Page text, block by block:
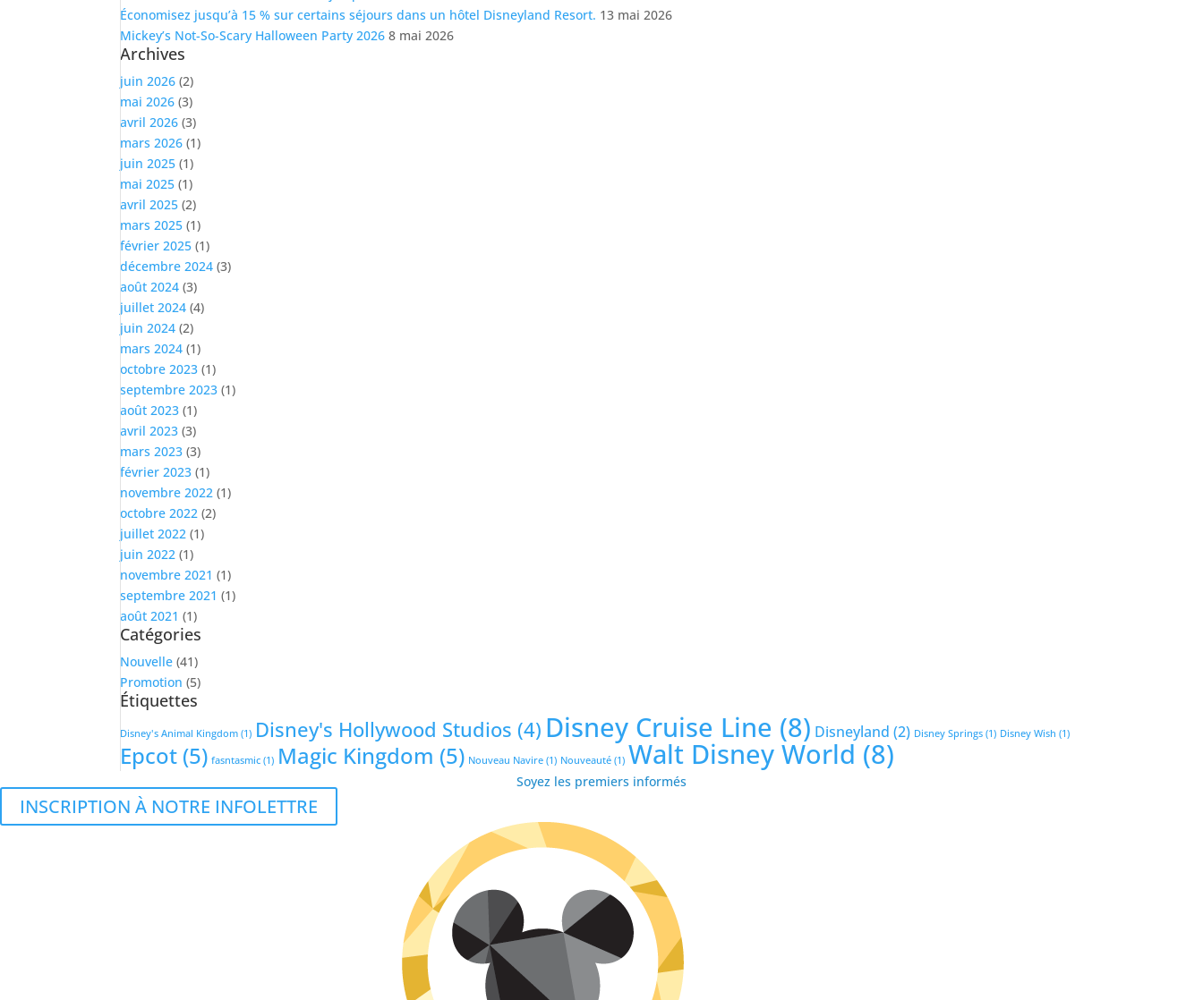
Économisez jusqu’à 15 % sur certains séjours dans un hôtel Disneyland Resort. 13 mai 2026
Mickey’s Not-So-Scary Halloween Party 2026 8 mai 2026
Archives
juin 2026 (2)
mai 2026 (3)
avril 2026 (3)
mars 2026 (1)
juin 2025 (1)
mai 2025 (1)
avril 2025 (2)
mars 2025 (1)
février 2025 (1)
décembre 2024 (3)
août 2024 (3)
juillet 2024 (4)
juin 2024 (2)
mars 2024 (1)
octobre 2023 (1)
septembre 2023 (1)
août 2023 (1)
avril 2023 (3)
mars 2023 (3)
février 2023 (1)
novembre 2022 (1)
octobre 2022 (2)
juillet 2022 (1)
juin 2022 (1)
novembre 2021 (1)
septembre 2021 (1)
août 2021 (1)
Catégories
Nouvelle (41)
Promotion (5)
Étiquettes
Disney's Animal Kingdom (1) Disney's Hollywood Studios (4) Disney Cruise Line (8) Disneyland (2) Disney Springs (1) Disney Wish (1)
Epcot (5) fasntasmic (1) Magic Kingdom (5) Nouveau Navire (1) Nouveauté (1) Walt Disney World (8)
Soyez les premiers informés
INSCRIPTION À NOTRE INFOLETTRE